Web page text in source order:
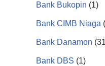
Bank Bukopin (1)
Bank CIMB Niaga
Bank Danamon
Bank DBS (1)